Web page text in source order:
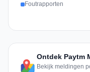
Foutrapporten
Ontdek Paytm
Bekijk meldingen